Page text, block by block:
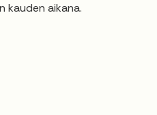
kauden aikana.